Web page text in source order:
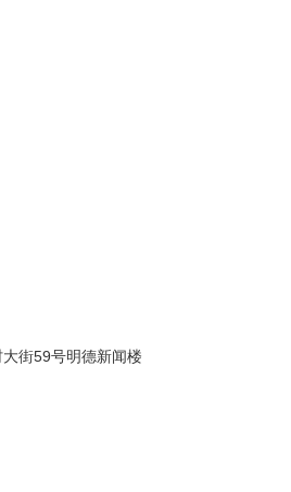
街59号明德新闻楼